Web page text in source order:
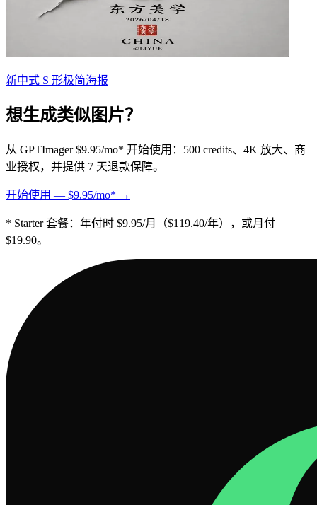
新中式 S 形极简海报
想生成类似图片？
从 GPTImager $9.95/mo* 开始使用：500 credits、4K 放大、商
业授权，并提供 7 天退款保障。
开始使用 — $9.95/mo* →
* Starter 套餐：年付时 $9.95/月（$119.40/年），或月付
$19.90。